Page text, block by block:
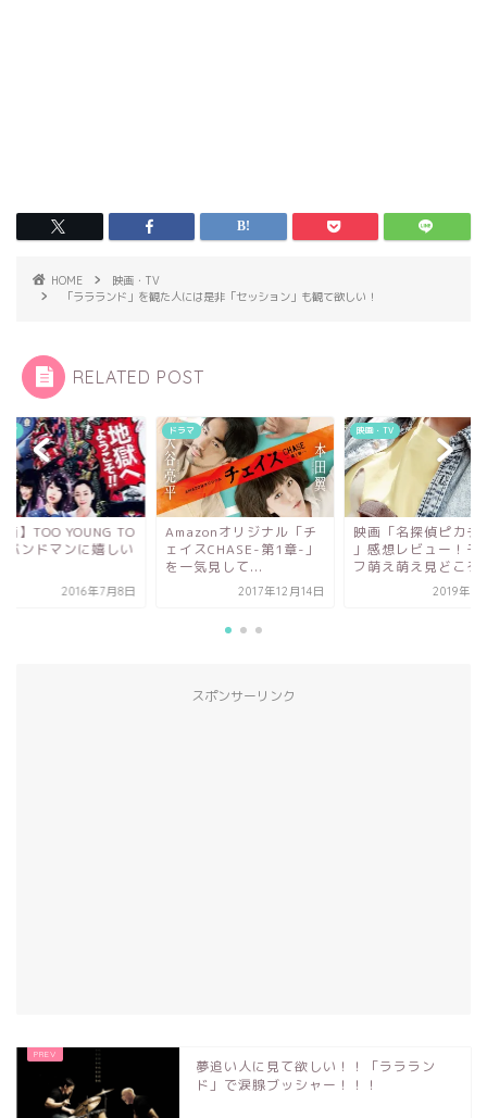
HOME
映画・TV
「ララランド」を観た人には是非「セッション」も観て欲しい！
RELATED POST
TV
画】TOO YOUNG TO
バンドマンに嬉しい
2016年7月8日
ドラマ
Amazonオリジナル「チ
ェイスCHASE-第1章-」
を一気見して...
2017年12月14日
映画・TV
映画「名探偵ピカチ
」感想レビュー！モ
フ萌え萌え見どころ
2019年5
スポンサーリンク
夢追い人に見て欲しい！！「ラララン
ド」で涙腺ブッシャー！！！